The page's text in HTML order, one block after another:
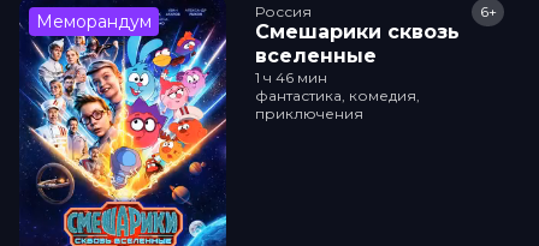
Меморандум Россия
Смешарики сквозь
вселенные
6+
1 ч 46 мин
фантастика, комедия,
приключения